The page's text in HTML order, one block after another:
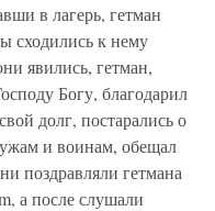
в лагерь, гетман
сходились к нему
явились, гетман,
Богу, благодарил
долг, постарались о
и воинам, обещал
поздравляли гетмана
а после слушали